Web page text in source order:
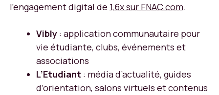
l’engagement digital de 1,6x sur FNAC.com.
Vibly : application communautaire pour
vie étudiante, clubs, événements et
associations
L’Etudiant : média d’actualité, guides
d’orientation, salons virtuels et contenus